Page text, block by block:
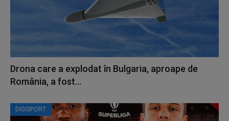
Drona care a explodat în Bulgaria, aproape de
România, a fost...
DIGISPORT